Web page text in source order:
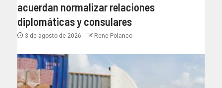
acuerdan normalizar relaciones
diplomáticas y consulares
3 de agosto de 2026 Rene Polanco